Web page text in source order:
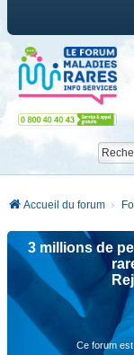
Accueil du forum
3 millions de
Ce forum